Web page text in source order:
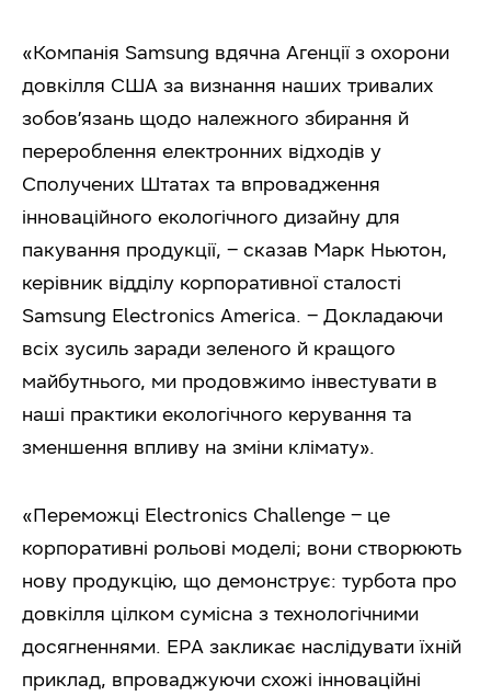
«Компанія Samsung вдячна Агенції з охорони
довкілля США за визнання наших тривалих
зобов’язань щодо належного збирання й
перероблення електронних відходів у
Сполучених Штатах та впровадження
інноваційного екологічного дизайну для
пакування продукції, – сказав Марк Ньютон,
керівник відділу корпоративної сталості
Samsung Electronics America. – Докладаючи
всіх зусиль заради зеленого й кращого
майбутнього, ми продовжимо інвестувати в
наші практики екологічного керування та
зменшення впливу на зміни клімату».
«Переможці Electronics Challenge – це
корпоративні рольові моделі; вони створюють
нову продукцію, що демонструє: турбота про
довкілля цілком сумісна з технологічними
досягненнями. EPA закликає наслідувати їхній
приклад, впроваджуючи схожі інноваційні